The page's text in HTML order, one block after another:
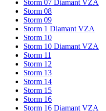
Storm 07 Diamant VZA
Storm 08
Storm 09
Storm 1 Diamant VZA
Storm 10
Storm 10 Diamant VZA
Storm 11
Storm 12
Storm 13
Storm 14
Storm 15
Storm 16
Storm 16 Diamant VZA